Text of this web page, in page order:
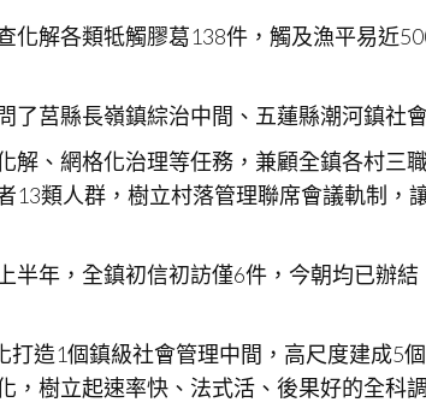
化解各類牴觸膠葛138件，觸及漁平易近
了莒縣長嶺鎮綜治中間、五蓮縣潮河鎮社
解、網格化治理等任務，兼顧全鎮各村三
13類人群，樹立村落管理聯席會議軌制，
半年，全鎮初信初訪僅6件，今朝均已辦
打造1個鎮級社會管理中間，高尺度建成5
，樹立起速率快、法式活、後果好的全科